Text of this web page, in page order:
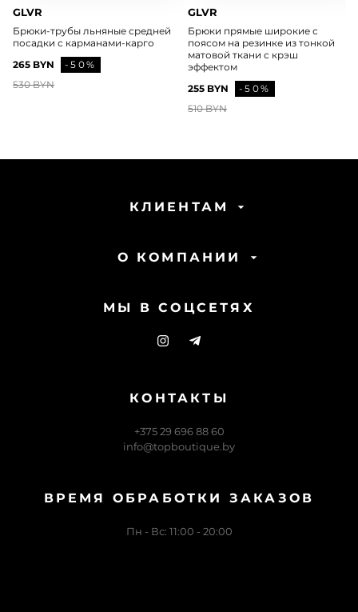
GLVR
Брюки-трубы льняные средней
посадки с карманами-карго
265 BYN
-50%
530 BYN
GLVR
Брюки прямые широкие с
поясом на резинке из тонкой
матовой ткани с крэш
эффектом
255 BYN
-50%
510 BYN
КЛИЕНТАМ
О КОМПАНИИ
МЫ В СОЦСЕТЯХ
КОНТАКТЫ
+375 29 696 88 60
info@topboutique.by
ВРЕМЯ ОБРАБОТКИ ЗАКАЗОВ
Пн - Вс: 11:00 - 20:00